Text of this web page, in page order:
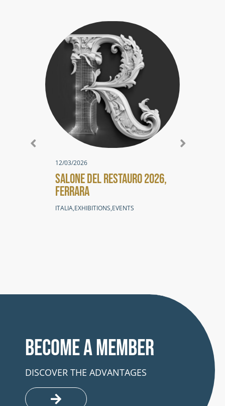
12/03/2026
SALONE DEL RESTAURO 2026,
FERRARA
ITALIA,EXHIBITIONS,EVENTS
Become a member
DISCOVER THE ADVANTAGES